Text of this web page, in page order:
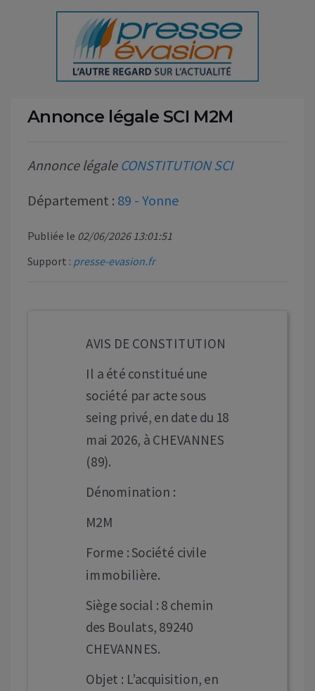
Annonce légale SCI M2M
Annonce légale CONSTITUTION SCI
Département : 89 - Yonne
Publiée le 02/06/2026 13:01:51
Support : presse-evasion.fr
AVIS DE CONSTITUTION
Il a été constitué une
société par acte sous
seing privé, en date du 18
mai 2026, à CHEVANNES
(89).
Dénomination :
M2M
Forme : Société civile
immobilière.
Siège social : 8 chemin
des Boulats, 89240
CHEVANNES.
Objet : L’acquisition, en